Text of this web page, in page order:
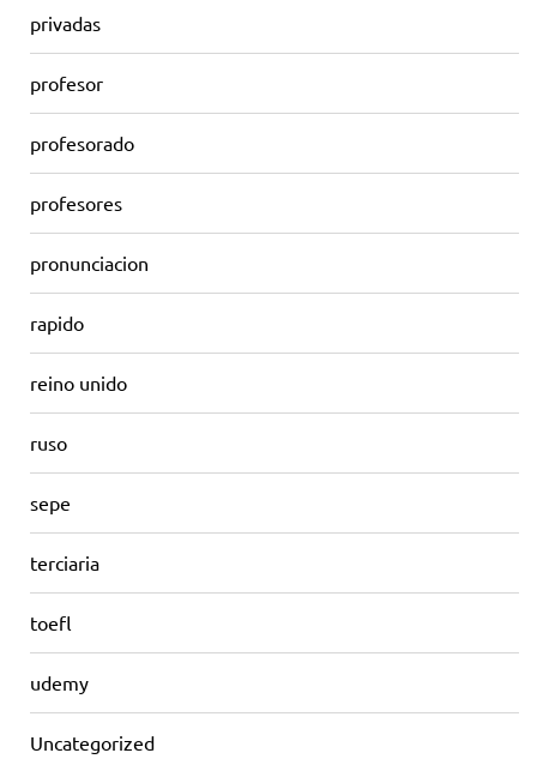
privadas
profesor
profesorado
profesores
pronunciacion
rapido
reino unido
ruso
sepe
terciaria
toefl
udemy
Uncategorized